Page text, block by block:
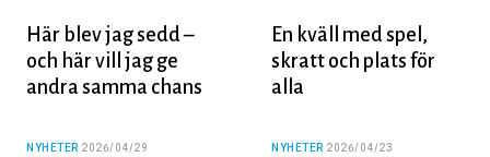
Här blev jag sedd –
och här vill jag ge
andra samma chans
NYHETER 2026/04/29
En kväll med spel,
skratt och plats för
alla
NYHETER 2026/04/23